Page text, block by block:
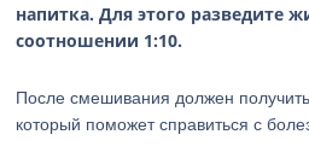
напитка. Для этого разведите
соотношении 1:10.
После смешивания должен
который поможет справиться с